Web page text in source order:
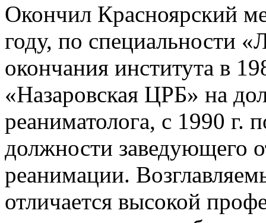
Окончил Красноярский
году, по специальности
окончания института в
«Назаровская ЦРБ» на
реаниматолога, с 1990 г.
должности заведующего
реанимации.
отличается высокой